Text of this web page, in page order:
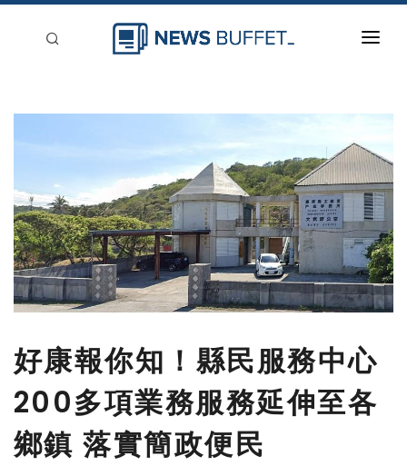
刊登
好康報你知！縣民服務中心
200多項業務服務延伸至各
鄉鎮 落實簡政便民